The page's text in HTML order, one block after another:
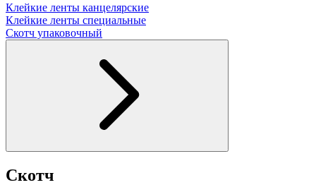
Клейкие ленты канцелярские
Клейкие ленты специальные
Скотч упаковочный
Скотч